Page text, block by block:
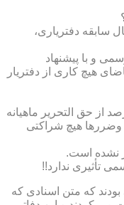
سابقه دفتریاری،
و با پیشنهاد
هیچ کاری از دفتریار
فقط در درآمد شریک است (15 درصد از حق التحریر ماهیانه
وضررها هیچ شراکتی
نشده است.
تأثیری ندارد!!
که متن اسنادی که